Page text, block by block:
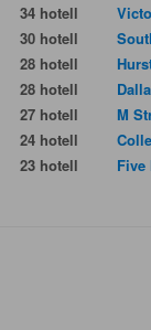
34 hotell
30 hotell
28 hotell
28 hotell
27 hotell
24 hotell
23 hotell
M
Five